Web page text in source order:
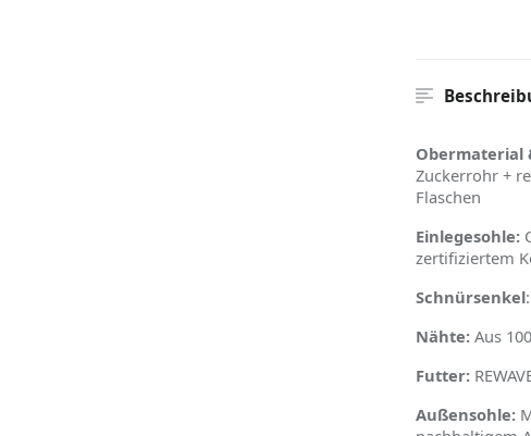
Obermaterial
Zuckerrohr +
Flaschen
Einlegesohle:
zertifiziertem
Schnürsenkel
Nähte:Aus
Futter:
Außensohle: